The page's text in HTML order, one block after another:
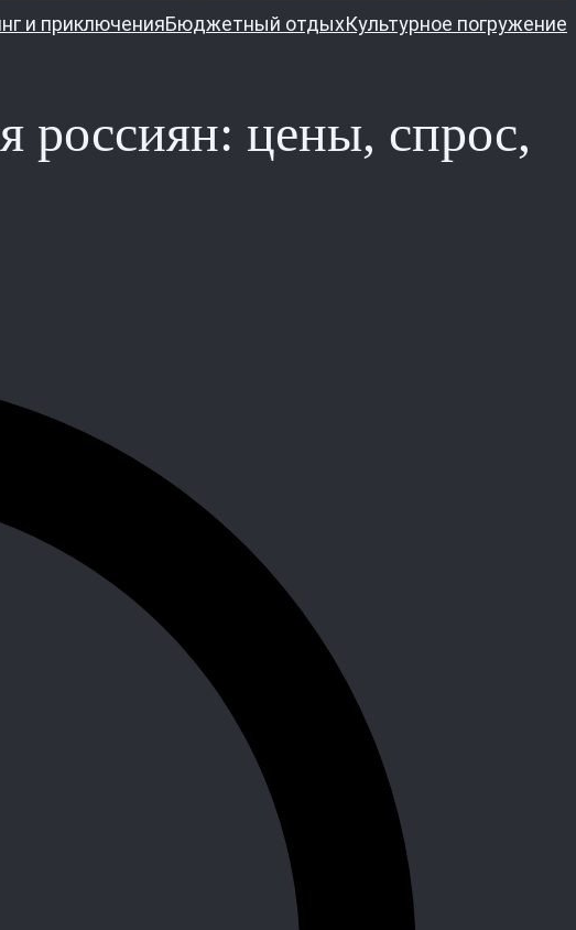
и приключенияБюджетный отдыхКультурное погружение
россиян: цены, спрос,